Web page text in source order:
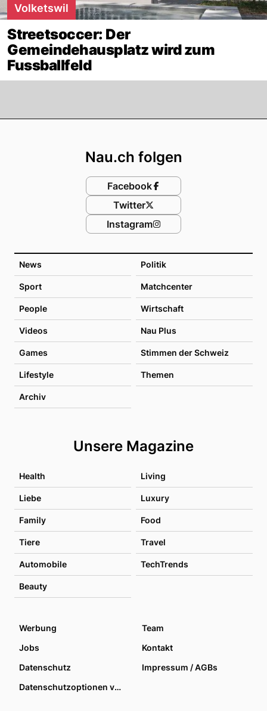
Volketswil
Streetsoccer: Der
Gemeindehausplatz wird zum
Fussballfeld
News Politik
Sport Matchcenter
People Wirtschaft
Videos Nau Plus
Games Stimmen der Schweiz
Lifestyle Themen
Archiv
Unsere Magazine
Health Living
Liebe Luxury
Family Food
Tiere Travel
Automobile TechTrends
Beauty
Nau.ch folgen
Facebook
Twitter
Instagram
Werbung
Team
Jobs
Kontakt
Datenschutz
Impressum / AGBs
Datenschutzoptionen verwalten